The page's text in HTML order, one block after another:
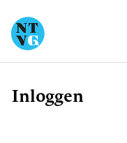
Kruimelpad
Inloggen